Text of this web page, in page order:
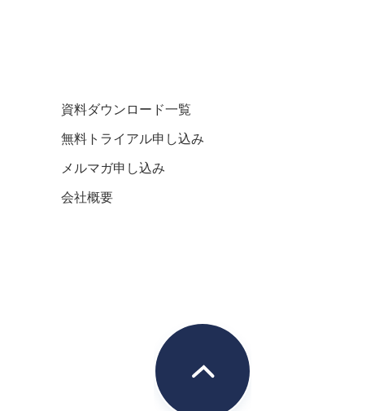
資料ダウンロード一覧
無料トライアル申し込み
メルマガ申し込み
会社概要